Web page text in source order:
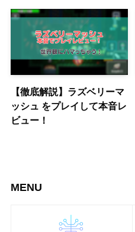
【徹底解説】ラズベリーマ
ッシュ をプレイして本音レ
ビュー！
MENU